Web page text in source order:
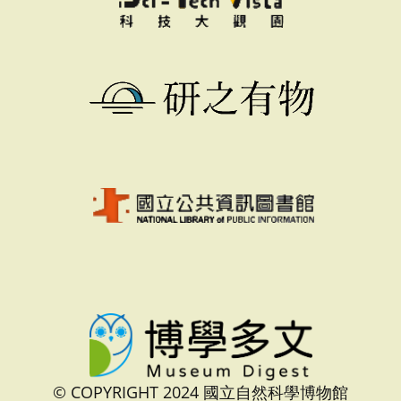
© COPYRIGHT 2024 國立自然科學博物館